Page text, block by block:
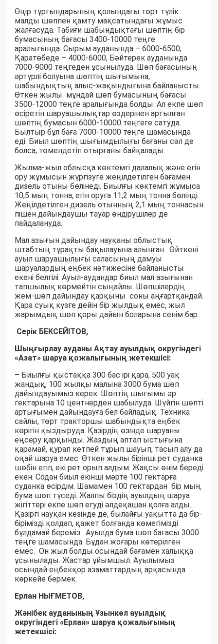
Өңір тұрғындарының қолындағы төрт түлік
малды шөппен қамту мақсатындағы жұмыс
жалғасуда. Табиғи шабындықтағы шөптің бір
бумасының бағасы 3400-10000 теңге
аралығында. Сырым ауданында – 6000-6500,
Қаратөбеде – 4000-6000, Бәйтерек ауданында
7000-9000 теңгеден ұсынылуда. Шөп бағасының
әртүрлі болуына шөптің шығымына,
шабындықтың алыс-жақындығына байланысты.
Өткен жылы мұндай шөп бумасының бағасы
3500-12000 теңге аралығында болды. Ал екпе шөп
өсіретін шаруашылықтар өздерінен артылған
шөптің бумасын 6000-10000 теңгеге сатуда.
Былтыр бұл баға 7000-10000 теңге шамасында
еді. Биыл шөптің шығымдылығы бағаны сәл де
болса, төмендетіп отырғаны байқалады.
Жылма-жыл облысқа көктемгі далалық және егін
ору жұмысын жүргізуге жеңілдетілген бағамен
дизель отыны бөлінеді. Биылғы көктемгі жұмыса
10,5 мың тонна, егін оруға 11,2 мың тонна бөлінді.
Жеңілдетілген дизель отынның 2,1 мың тоннасын
пішен дайындаушы тауар өндірушілер де
пайдалануда.
Мал азығын дайындау науқаны облыстық
штабтың тұрақты бақылауына алынған. Өйткені
ауыл шаруашылығы саласының дамуы
шаруалардың еңбек нәтижесіне байланысты
екені белгілі. Ауыл-аудандар биыл мал азығынан
тапшылық көрмейтін сыңайлы. Шөпшілердің
жем-шөп дайындау қарқыны соны аңғартқандай.
Қара суық күзге дейін бір жылдық емес, жыл
жарымдық шөп қоры дайын боларына сенім бар.
Серік БЕКСЕЙІТОВ,
Шыңғырлау ауданы Ақтау ауылдық округіндегі
«Азат» шаруа қожалығының жетекшісі:
– Биылғы қыстаққа 300 бас ірі қара, 500 уақ
жандық, 100 жылқы малына 3000 бума шөп
дайындауымыз керек. Шөптің шығымы әр
гектарына 10 центнерден шабылуда. Шүйгін шөпті
артығымен дайындауға бел байладық. Техника
сайлы, төрт тракторшы шабындықта еңбек
көрігін қыздыруда. Қазірдің өзінде шаруаны
еңсеру қарқынды. Жаздың аптап ыстығына
қарамай, қурап кетпей тұрып шауып, тасып алу да
оңай шаруа емес. Өткен жылы бірінші рет суданка
шөбін егіп, екі рет орып алдым. Жақсы өнім береді
екен. Содан биыл екінші мәрте 100 гектарға
суданка өсірдім. Шамамен 100 гектардан бір мың
бума шөп түседі. Жалпы біздің ауылдың шаруа
жігіттері екпе шөп егуді әлдеқашан қолға алды.
Қазіргі науқан кезінде де, былайғы уақытта да бір-
бірімізді қолдап, қажет болғанда көмегімізді
бұлдамай береміз. Ауылда бума шөп бағасы 3000
теңге шамасында. Бұдан жоғары көтерілген
емес. Он жыл болды осындай бағамен халыққа
ұсынылады. Жастар ұйымшыл. Ауылымыз
осындай еңбекқор азаматтардың арқасында
көркейе бермек.
Ерлан НЫҒМЕТОВ,
Жәнібек ауданының Ұзынкөл ауылдық
округіндегі «Ерлан» шаруа қожалығының
жетекшісі: